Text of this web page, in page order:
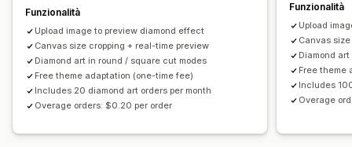
Funzionalità
Upload image to preview diamond effect
Canvas size cropping + real-time preview
Diamond art in round / square cut modes
Free theme adaptation (one-time fee)
Includes 20 diamond art orders per month
Overage orders: $0.20 per order
Funzionalità
Upload
Canvas
Diamond
Free theme
Includes
Overage